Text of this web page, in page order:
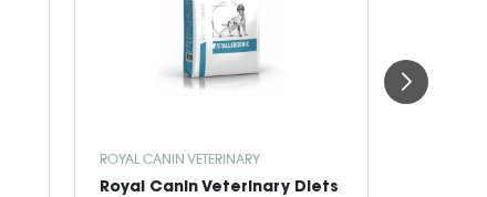
ROYAL CANIN VETERINARY
Royal Canin Veterinary Diets